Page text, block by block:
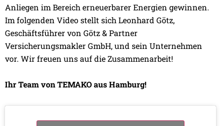
Anliegen im Bereich erneuerbarer Energien gewinnen.
Im folgenden Video stellt sich Leonhard Götz,
Geschäftsführer von Götz & Partner
Versicherungsmakler GmbH, und sein Unternehmen
vor. Wir freuen uns auf die Zusammenarbeit!
Ihr Team von TEMAKO aus Hamburg!